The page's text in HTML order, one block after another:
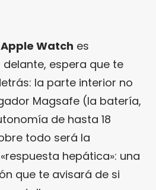
Apple Watch es
espera que te
la parte interior no
Magsafe (la batería,
de hasta 18
todo será la
hepática»: una
que te avisará de si